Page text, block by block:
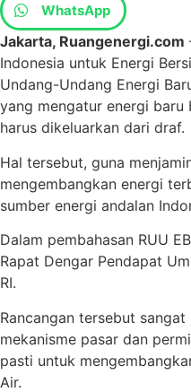
WhatsApp
Jakarta, Ruangenergi.com
Indonesia untuk Energi
Undang-Undang Energi
yang mengatur energi
harus dikeluarkan dari draf.
Hal tersebut, guna
mengembangkan energi
sumber energi andalan
Dalam pembahasan RUU
Rapat Dengar Pendapat
RI.
Rancangan tersebut
mekanisme pasar dan
pasti untuk
Air.